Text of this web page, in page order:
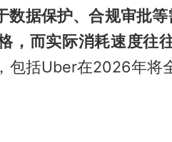
数据保护、合规审批
，而实际消耗速度往
包括Uber在2026年将